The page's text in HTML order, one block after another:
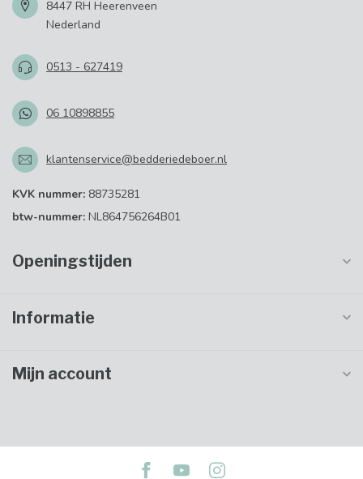
8447 RH Heerenveen
Nederland
0513 - 627419
06 10898855
klantenservice@bedderiedeboer.nl
KVK nummer: 88735281
btw-nummer: NL864756264B01
Openingstijden
Informatie
Mijn account